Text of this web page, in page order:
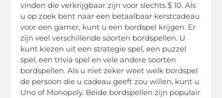
vinden die verkrijgbaar zijn voor slechts $ 10. Als
u op zoek bent naar een betaalbaar kerstcadeau
voor een gamer, kunt u een bordspel krijgen. Er
zijn veel verschillende soorten bordspellen. U
kunt kiezen uit een strategie spel, een puzzel
spel, een trivia spel en vele andere soorten
bordspellen. Als u niet zeker weet welk bordspel
de persoon die u cadeau geeft zou willen, kunt u
Uno of Monopoly. Beide bordspellen zijn populair